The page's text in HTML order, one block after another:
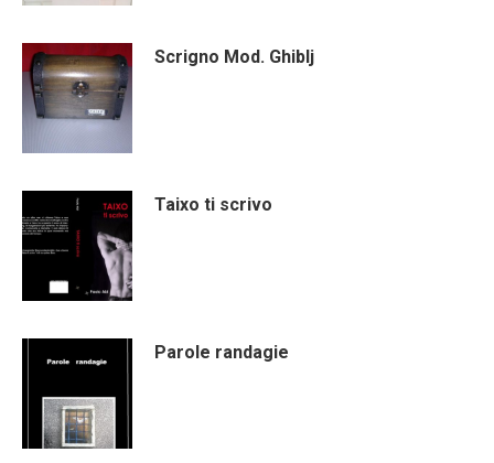
Scrigno Mod. Ghiblj
Taixo ti scrivo
Parole randagie